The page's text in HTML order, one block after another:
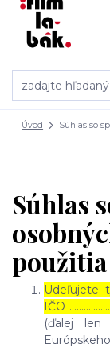
Úvod
Súhlas so
Súhlas
Udeľujete
IČO
(ďalej len